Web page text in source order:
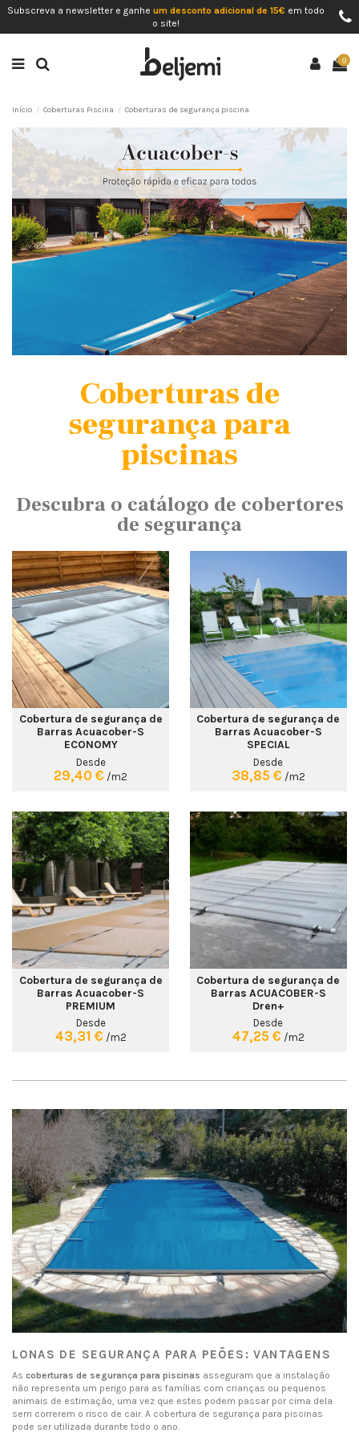
Subscreva a newsletter e ganhe um desconto adicional de 15€ em todo
o site!
0
Início Coberturas Piscina Coberturas de segurança piscina
Coberturas de
segurança para
piscinas
Descubra o catálogo de cobertores
de segurança
Cobertura de segurança de
Barras Acuacober-S
ECONOMY
Desde
29,40 € /m2
Cobertura de segurança de
Barras Acuacober-S
SPECIAL
Desde
38,85 € /m2
Cobertura de segurança de
Barras Acuacober-S
PREMIUM
Desde
43,31 € /m2
Cobertura de segurança de
Barras ACUACOBER-S
Dren+
Desde
47,25 € /m2
LONAS DE SEGURANÇA PARA PEÕES: VANTAGENS
As coberturas de segurança para piscinas asseguram que a instalação
não representa um perigo para as famílias com crianças ou pequenos
animais de estimação, uma vez que estes podem passar por cima dela
sem correrem o risco de cair. A cobertura de segurança para piscinas
pode ser utilizada durante todo o ano.